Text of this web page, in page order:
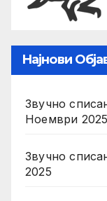
Најнови
Звучно
Ноември 2025
Звучно
2025